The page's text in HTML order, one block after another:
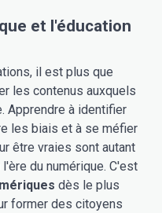
et l'éducation
il est plus que
les contenus auxquels
Apprendre à identifier
les biais et à se méfier
être vraies sont autant
du numérique. C'est
dès le plus
former des citoyens